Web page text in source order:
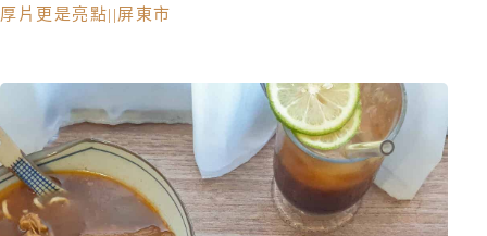
厚片更是亮點||屏東市